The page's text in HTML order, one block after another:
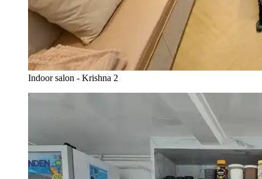
Indoor salon - Krishna 2